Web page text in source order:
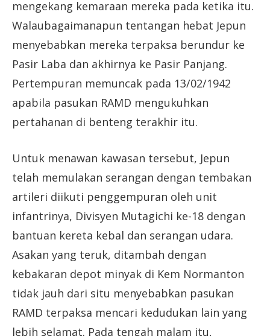
mengekang kemaraan mereka pada ketika itu.
Walaubagaimanapun tentangan hebat Jepun
menyebabkan mereka terpaksa berundur ke
Pasir Laba dan akhirnya ke Pasir Panjang.
Pertempuran memuncak pada 13/02/1942
apabila pasukan RAMD mengukuhkan
pertahanan di benteng terakhir itu.
Untuk menawan kawasan tersebut, Jepun
telah memulakan serangan dengan tembakan
artileri diikuti penggempuran oleh unit
infantrinya, Divisyen Mutagichi ke-18 dengan
bantuan kereta kebal dan serangan udara.
Asakan yang teruk, ditambah dengan
kebakaran depot minyak di Kem Normanton
tidak jauh dari situ menyebabkan pasukan
RAMD terpaksa mencari kedudukan lain yang
lebih selamat. Pada tengah malam itu,